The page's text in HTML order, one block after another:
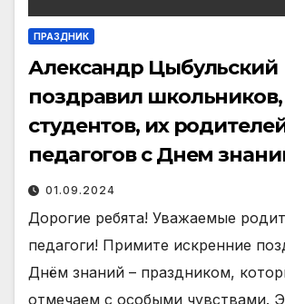
ПРАЗДНИК
Александр Цыбульский
поздравил школьников,
студентов, их
педагогов с Днем
01.09.2024
Дорогие ребята! Уважаемые
педагоги! Примите искренние
Днём знаний – праздником,
отмечаем с особыми чувствами.